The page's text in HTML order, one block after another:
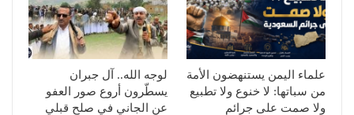
علماء اليمن يستنهضون الأمة
من سباتها: لا خنوع ولا تطبيع
ولا صمت على جرائم
لوجه الله.. آل جبران
يسطّرون أروع صور العفو
عن الجاني في صلح قبلي